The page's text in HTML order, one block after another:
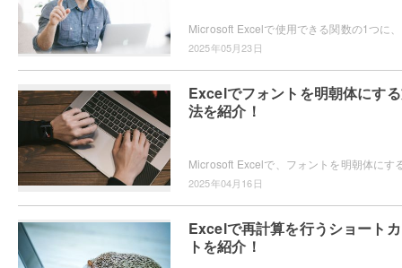
2025年05月23日
Excelでフォントを明朝体にす
法を紹介！
2025年04月16日
Excelで再計算を行うショート
トを紹介！